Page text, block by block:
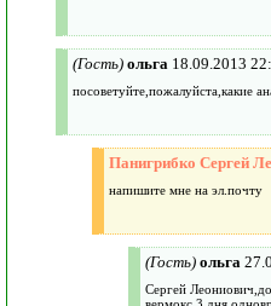
(Гость) ольга 18.09.2013
посоветуйте,пожалуйста,какие
Панигрибко Сергей
напишите мне на эл.почту
(Гость) ольга
Сергей